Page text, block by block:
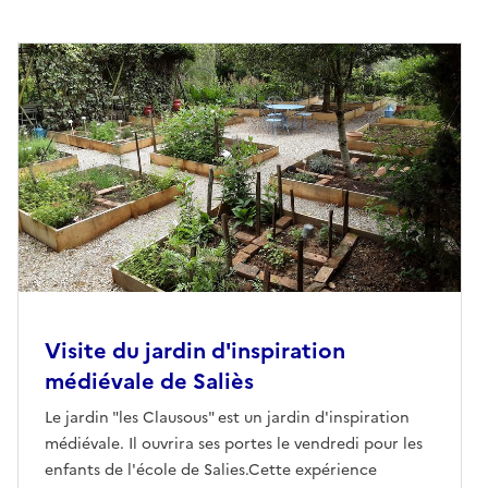
Visite du jardin d'inspiration
médiévale de Saliès
Le jardin "les Clausous" est un jardin d'inspiration
médiévale. Il ouvrira ses portes le vendredi pour les
enfants de l'école de Salies.Cette expérience